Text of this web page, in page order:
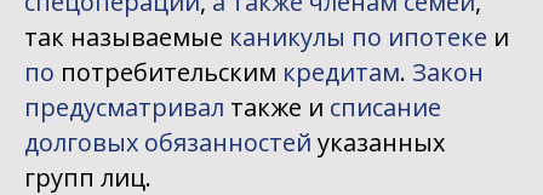
так называемые каникулы по ипотеке и
по потребительским кредитам. Закон
предусматривал также и списание
долговых обязанностей указанных
групп лиц.